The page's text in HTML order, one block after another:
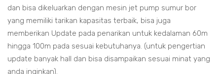
dan bisa dikeluarkan dengan mesin jet pump sumur bor
yang memiliki tarikan kapasitas terbaik, bisa juga
memberikan Update pada penarikan untuk kedalaman 60m
hingga 100m pada sesuai kebutuhanya. (untuk pengertian
update banyak hall dan bisa disampaikan sesuai minat yang
anda inginkan).